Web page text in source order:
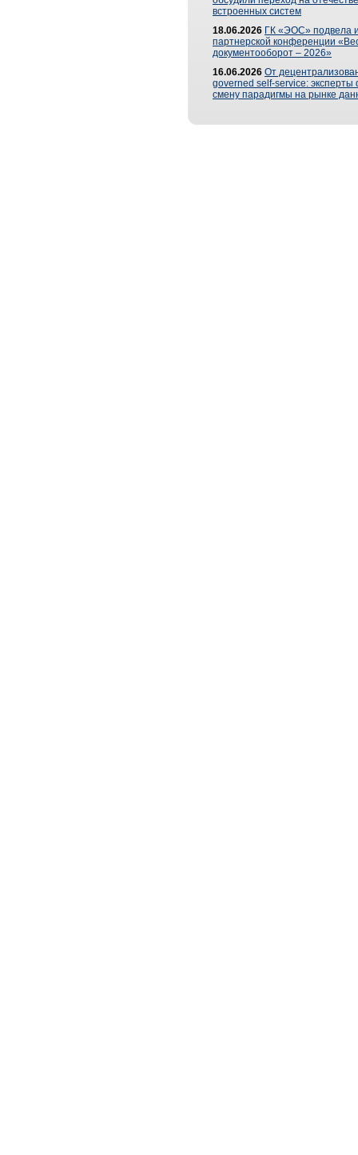
встроенных систем
18.06.2026 ГК «ЭОС» подвела
партнерской конференции
документооборот – 2026»
16.06.2026 От
governed self-service: эксперты
смену парадигмы на рынке